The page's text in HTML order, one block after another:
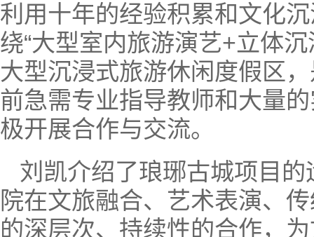
利用十年的经验积累和文化
绕“大型室内旅游演艺+立体
大型沉浸式旅游休闲度假区
前急需专业指导教师和大量
极开展合作与交流。
刘凯介绍了琅琊古城项目
院在文旅融合、艺术表演、
的深层次、持续性的合作，